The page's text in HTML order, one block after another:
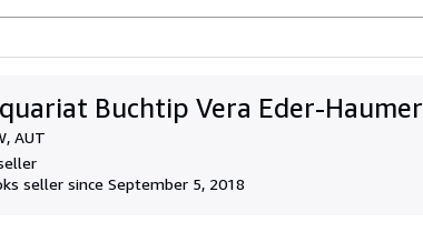
Buchtip Vera Eder-Haumer
AUT
seller since September 5, 2018